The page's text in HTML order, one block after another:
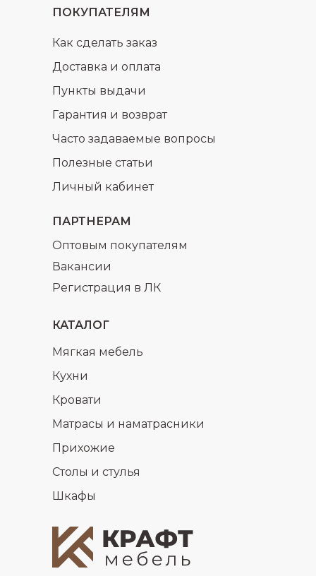
ПАРТНЕРАМ
Регистрация в ЛК
Оптовым покупателям
Вакансии
КАТАЛОГ
Кухни
Мягкая мебель
Кровати
Матрасы и наматрасники
Прихожие
Столы и стулья
Шкафы
ПОКУПАТЕЛЯМ
Доставка и оплата
Часто задаваемые вопросы
Гарантия и возврат
Полезные статьи
Пункты выдачи
Как сделать заказ
Личный кабинет